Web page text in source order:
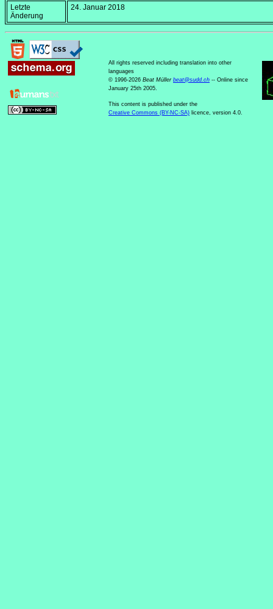
Letzte
Änderung
24. Januar 2018
All rights reserved including translation into other
languages
© 1996-2026 Beat Müller beat@sudd.ch -- Online since
January 25th 2005.
This content is published under the
Creative Commons (BY-NC-SA) licence, version 4.0.